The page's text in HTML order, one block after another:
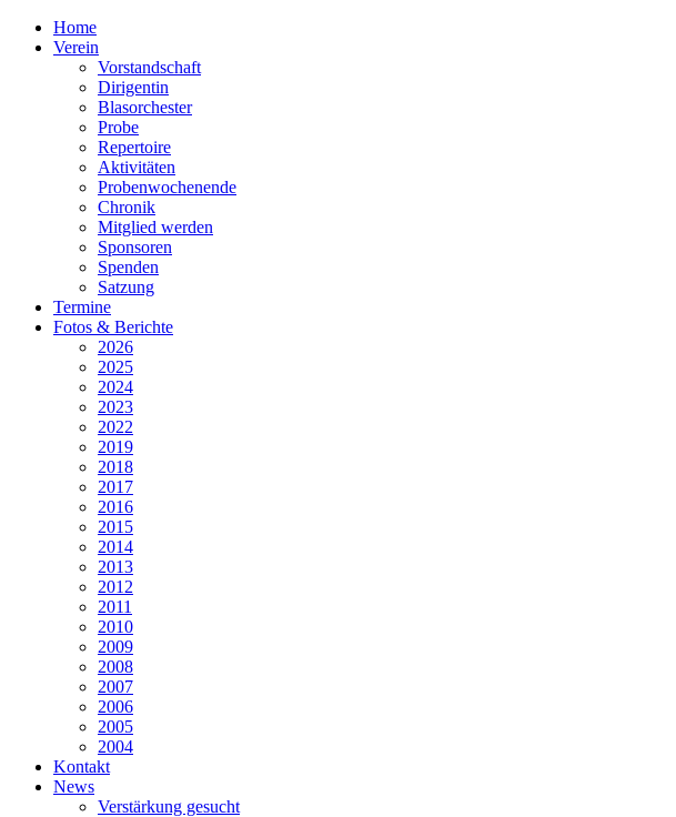
Home
Verein
Vorstandschaft
Dirigentin
Blasorchester
Probe
Repertoire
Aktivitäten
Probenwochenende
Chronik
Mitglied werden
Sponsoren
Spenden
Satzung
Termine
Fotos & Berichte
2026
2025
2024
2023
2022
2019
2018
2017
2016
2015
2014
2013
2012
2011
2010
2009
2008
2007
2006
2005
2004
Kontakt
News
Verstärkung gesucht